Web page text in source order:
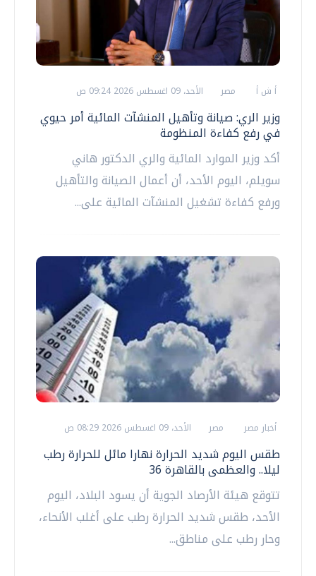
أ ش أ مصر الأحد، 09 اغسطس 2026 09:24 ص
وزير الري: صيانة وتأهيل المنشآت المائية أمر حيوي
في رفع كفاءة المنظومة
أكد وزير الموارد المائية والري الدكتور هاني
سويلم، اليوم الأحد، أن أعمال الصيانة والتأهيل
ورفع كفاءة تشغيل المنشآت المائية على...
أخبار مصر مصر الأحد، 09 اغسطس 2026 08:29 ص
طقس اليوم شديد الحرارة نهارا مائل للحرارة رطب
ليلا.. والعظمى بالقاهرة 36
تتوقع هيئة الأرصاد الجوية أن يسود البلاد، اليوم
الأحد، طقس شديد الحرارة رطب على أغلب الأنحاء،
وحار رطب على مناطق...